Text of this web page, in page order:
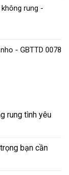
rung -
- GBTTD 0078
rung tình yêu
bạn cần